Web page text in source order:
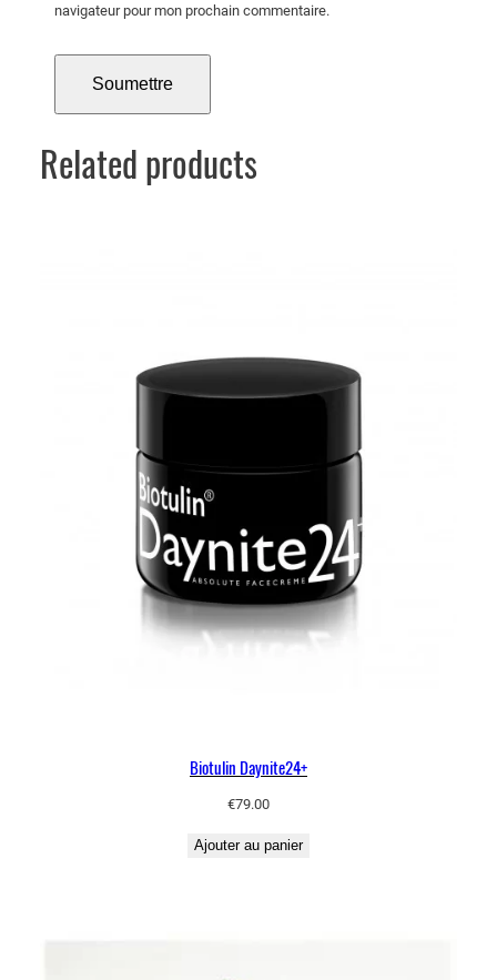
navigateur pour mon prochain commentaire.
Related products
Biotulin Daynite24+
€79.00
Ajouter au panier